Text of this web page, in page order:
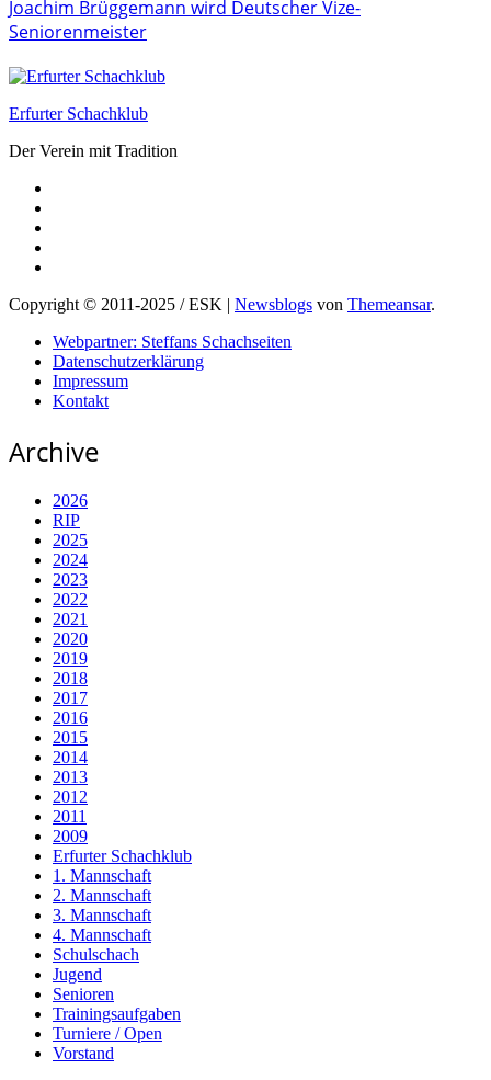
Joachim Brüggemann wird Deutscher Vize-
Seniorenmeister
Erfurter Schachklub
Der Verein mit Tradition
Copyright © 2011-2025 / ESK Newsblogs von Themeansar.
Webpartner: Steffans Schachseiten
Datenschutzerklärung
Impressum
Kontakt
Archive
2026
RIP
2025
2024
2023
2022
2021
2020
2019
2018
2017
2016
2015
2014
2013
2012
2011
2009
Erfurter Schachklub
1. Mannschaft
2. Mannschaft
3. Mannschaft
4. Mannschaft
Schulschach
Jugend
Senioren
Trainingsaufgaben
Turniere / Open
Vorstand